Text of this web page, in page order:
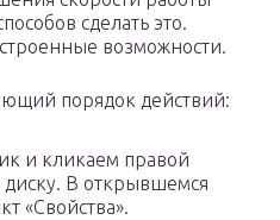
сделать это.
возможности.
порядок действий:
и кликаем правой
В открывшемся
«Свойства».